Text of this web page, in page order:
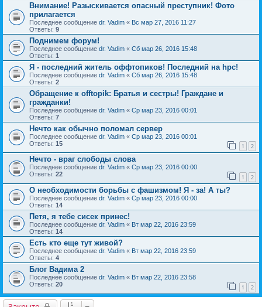
Внимание! Разыскивается опасный преступник! Фото
прилагается
Последнее сообщение dr. Vadim « Вс мар 27, 2016 11:27
Ответы: 9
Поднимем форум!
Последнее сообщение dr. Vadim « Сб мар 26, 2016 15:48
Ответы: 1
Я - последний житель оффтопиков! Последний на hpc!
Последнее сообщение dr. Vadim « Сб мар 26, 2016 15:48
Ответы: 2
Обращение к offtopik: Братья и сестры! Граждане и
гражданки!
Последнее сообщение dr. Vadim « Ср мар 23, 2016 00:01
Ответы: 7
Нечто как обычно поломал сервер
Последнее сообщение dr. Vadim « Ср мар 23, 2016 00:01
Ответы: 15 1 2
Нечто - враг слободы слова
Последнее сообщение dr. Vadim « Ср мар 23, 2016 00:00
Ответы: 22 1 2
О необходимости борьбы с фашизмом! Я - за! А ты?
Последнее сообщение dr. Vadim « Ср мар 23, 2016 00:00
Ответы: 14
Петя, я тебе сисек принес!
Последнее сообщение dr. Vadim « Вт мар 22, 2016 23:59
Ответы: 14
Есть кто еще тут живой?
Последнее сообщение dr. Vadim « Вт мар 22, 2016 23:59
Ответы: 4
Блог Вадима 2
Последнее сообщение dr. Vadim « Вт мар 22, 2016 23:58
Ответы: 20 1 2